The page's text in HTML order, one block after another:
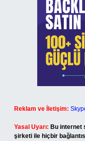
Reklam ve İletişim:
Yasal Uyarı: Bu internet
şirketi ile hiçbir